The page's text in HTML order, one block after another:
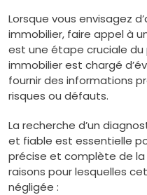
Lorsque vous envisagez
immobilier, faire appel à
est une étape cruciale du
immobilier est chargé
fournir des informations
risques ou défauts.
La recherche d’un
et fiable est essentielle
précise et complète de
raisons pour lesquelles
négligée :